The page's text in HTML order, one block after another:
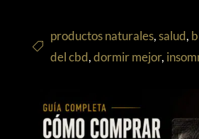
productos naturales,salud,
del cbd,dormir mejor,